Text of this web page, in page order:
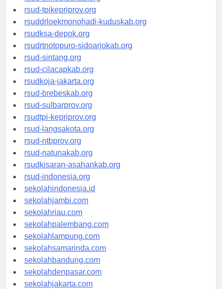
rsud-simeuluekab.org
rsud-tpikepriprov.org
rsuddrloekmonohadi-kuduskab.org
rsudksa-depok.org
rsudrtnotopuro-sidoarjokab.org
rsud-sintang.org
rsud-cilacapkab.org
rsudkoja-jakarta.org
rsud-brebeskab.org
rsud-sulbarprov.org
rsudtpi-kepriprov.org
rsud-langsakota.org
rsud-ntbprov.org
rsud-natunakab.org
rsudkisaran-asahankab.org
rsud-indonesia.org
sekolahindonesia.id
sekolahjambi.com
sekolahriau.com
sekolahpalembang.com
sekolahlampung.com
sekolahsamarinda.com
sekolahbandung.com
sekolahdenpasar.com